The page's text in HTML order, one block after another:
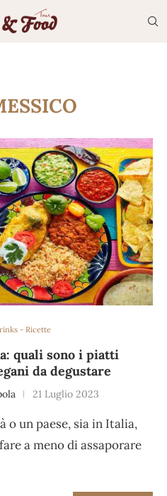
- Ricette
quali sono i piatti
da degustare
21 Luglio 2023
o un paese, sia in Italia,
a meno di assaporare